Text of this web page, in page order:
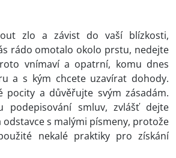
zlo a závist do vaší blízkosti,
rádo omotalo okolo prstu, nedejte
vnímaví a opatrní, komu dnes
a s kým chcete uzavírat dohody.
pocity a důvěřujte svým zásadám.
podepisování smluv, zvlášť dejte
odstavce s malými písmeny, protože
nekalé praktiky pro získání